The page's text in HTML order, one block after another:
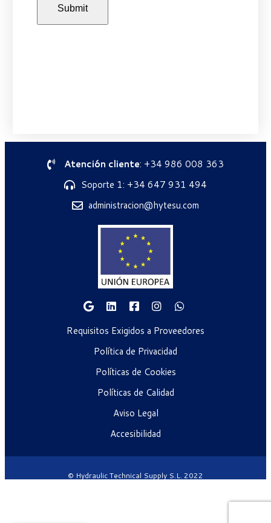
Atención cliente: +34 986 008 363
Soporte 1: +34 647 931 494
administracion@hytesu.com
Requisitos Exigidos a Proveedores
Política de Privacidad
Políticas de Cookies
Políticas de Calidad
Aviso Legal
Accesibilidad
© Hydraulic Technical Supply S.L. 2022